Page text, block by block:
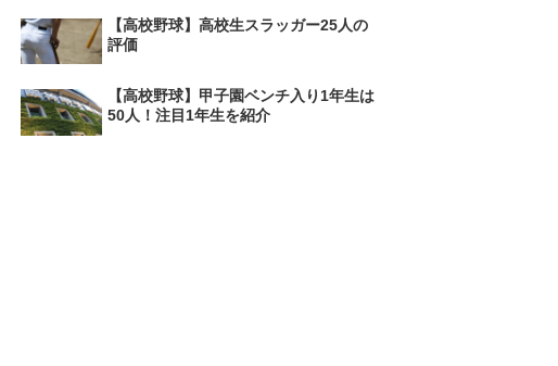
【高校野球】高校生スラッガー25人の
評価
【高校野球】甲子園ベンチ入り1年生は
50人！注目1年生を紹介